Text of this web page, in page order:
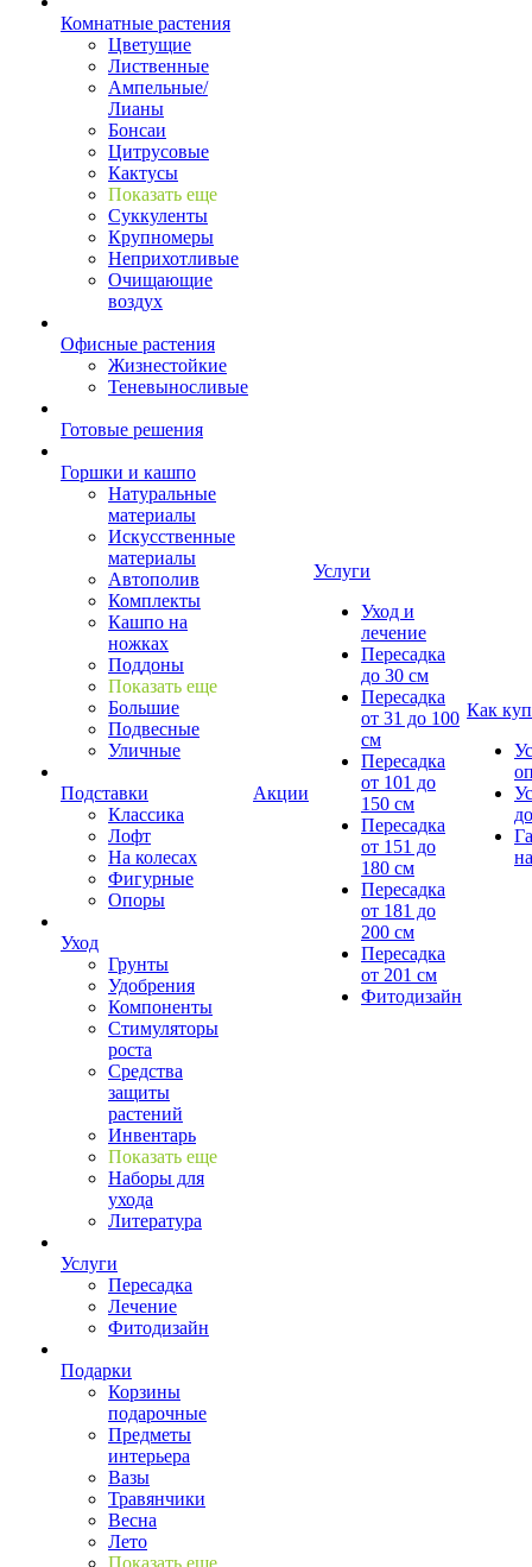
Комнатные растения
Цветущие
Лиственные
Ампельные/
Лианы
Бонсаи
Цитрусовые
Кактусы
Показать еще
Суккуленты
Крупномеры
Неприхотливые
Очищающие
воздух
Офисные растения
Жизнестойкие
Теневыносливые
Готовые решения
Горшки и кашпо
Натуральные
материалы
Искусственные
материалы
Автополив
Комплекты
Кашпо на
ножках
Поддоны
Показать еще
Большие
Подвесные
Уличные
Подставки
Классика
Лофт
На колесах
Фигурные
Опоры
Уход
Грунты
Удобрения
Компоненты
Стимуляторы
роста
Средства
защиты
растений
Инвентарь
Показать еще
Наборы для
ухода
Литература
Услуги
Пересадка
Лечение
Фитодизайн
Подарки
Корзины
подарочные
Предметы
интерьера
Вазы
Травянчики
Весна
Лето
Акции
Услуги
Уход и
лечение
Пересадка
до 30 см
Пересадка
от 31 до 100
см
Пересадка
от 101 до
150 см
Пересадка
от 151 до
180 см
Пересадка
от 181 до
200 см
Пересадка
от 201 см
Фитодизайн
Как